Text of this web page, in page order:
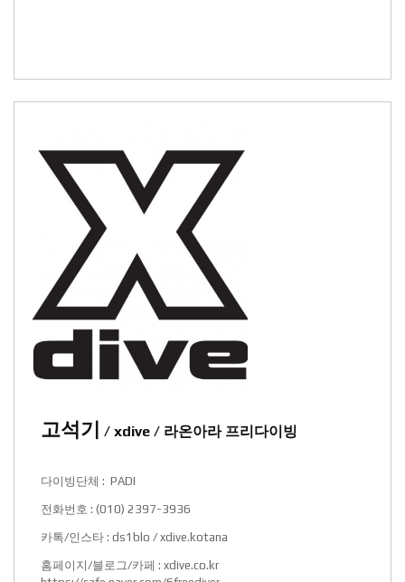
고석기 / xdive / 라온아라 프리다이빙
다이빙단체 : PADI
전화번호 : (010) 2397-3936
카톡/인스타 : ds1blo / xdive.kotana
홈페이지/블로그/카페 :xdive.co.kr